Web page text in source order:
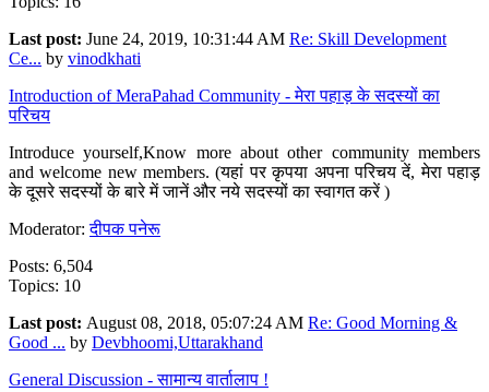
Last post: June 24, 2019, 10:31:44 AM Re: Skill Development
Ce... by vinodkhati
Introduction of MeraPahad Community - मेरा पहाड़ के सदस्यों का
परिचय
Introduce yourself,Know more about other community members
and welcome new members. (यहां पर कृपया अपना परिचय दें, मेरा पहाड़
के दूसरे सदस्यों के बारे में जानें और नये सदस्यों का स्वागत करें )
Moderator:दीपक पनेरू
Posts: 6,504
Topics: 10
Last post: August 08, 2018, 05:07:24 AM Re: Good Morning &
Good ... by Devbhoomi,Uttarakhand
General Discussion - सामान्य वार्तालाप !